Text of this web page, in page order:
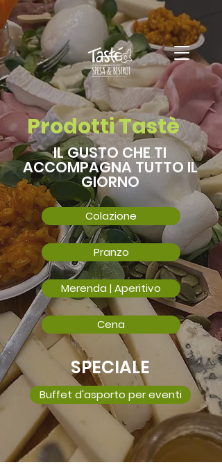
Prodotti Tastè
IL GUSTO CHE TI
ACCOMPAGNA TUTTO IL
GIORNO
Colazione
Pranzo
Merenda | Aperitivo
Cena
SPECIALE
Buffet d'asporto per eventi